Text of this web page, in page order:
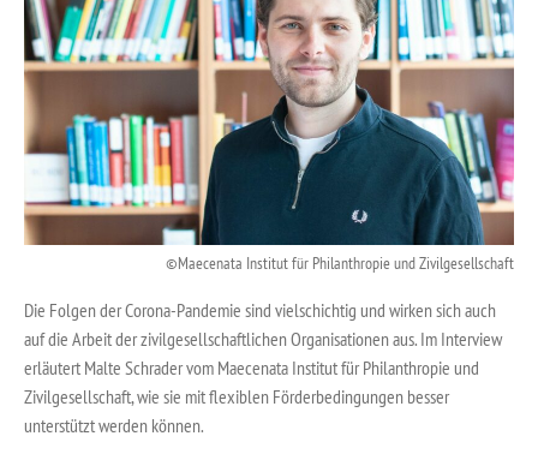
Maecenata Institut für Philanthropie und Zivilgesellschaft
Die Folgen der Corona-Pandemie sind vielschichtig und wirken sich auch
auf die Arbeit der zivilgesellschaftlichen Organisationen aus. Im Interview
erläutert Malte Schrader vom Maecenata Institut für Philanthropie und
Zivilgesellschaft, wie sie mit flexiblen Förderbedingungen besser
unterstützt werden können.